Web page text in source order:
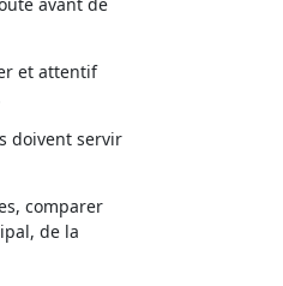
et attentif
doivent servir
comparer
de la